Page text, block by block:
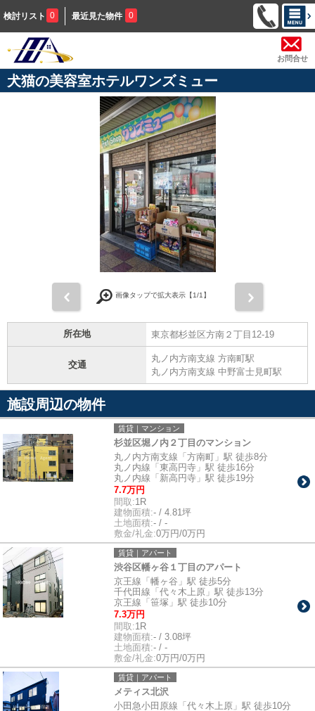
検討リスト 0 最近見た物件 0
お問合せ
犬猫の美容室ホテルワンズミュー
画像タップで拡大表示【1/1】
所在地 東京都杉並区方南２丁目12-19
交通
丸ノ内方南支線 方南町駅
丸ノ内方南支線 中野富士見町駅
施設周辺の物件
賃貸｜マンション
杉並区堀ノ内２丁目のマンション
丸ノ内方南支線「方南町」駅 徒歩8分
丸ノ内線「東高円寺」駅 徒歩16分
丸ノ内線「新高円寺」駅 徒歩19分
7.7万円
間取:1R
建物面積:- / 4.81坪
土地面積:- / -
敷金/礼金:0万円/0万円
賃貸｜アパート
渋谷区幡ヶ谷１丁目のアパート
京王線「幡ヶ谷」駅 徒歩5分
千代田線「代々木上原」駅 徒歩13分
京王線「笹塚」駅 徒歩10分
7.3万円
間取:1R
建物面積:- / 3.08坪
土地面積:- / -
敷金/礼金:0万円/0万円
賃貸｜アパート
メティス北沢
小田急小田原線「代々木上原」駅 徒歩10分